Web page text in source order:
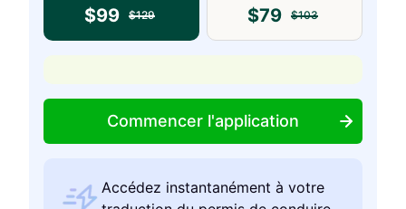
$99 $129 $79 $103
Commencer l'application
Accédez instantanément à votre